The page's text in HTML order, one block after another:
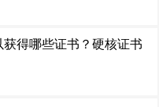
得哪些证书？硬核证书